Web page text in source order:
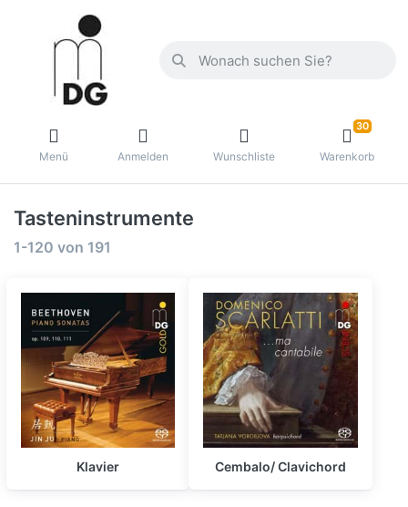
Menü Anmelden Wunschliste
30
Warenkorb
Tasteninstrumente
1-120 von 191
Klavier Cembalo/ Clavichord